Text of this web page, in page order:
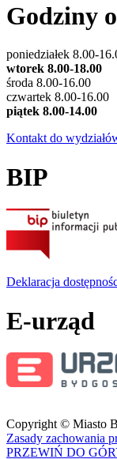
Godziny
poniedziałek 8.00-
wtorek 8.00-18.00
środa 8.00-16.00
czwartek 8.00-16.00
piątek 8.00-14.00
Kontakt do
BIP
Deklaracja
E-urząd
Copyright © Miasto
Zasady zachowania
PRZEWIŃ DO